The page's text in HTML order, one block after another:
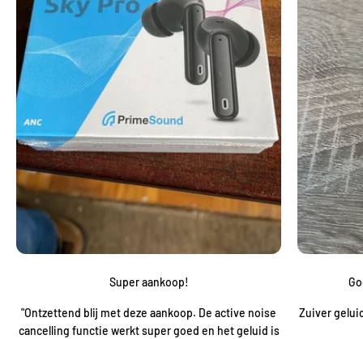
Super aankoop!
"Ontzettend blij met deze aankoop. De active noise
cancelling functie werkt super goed en het geluid is
Zuiver